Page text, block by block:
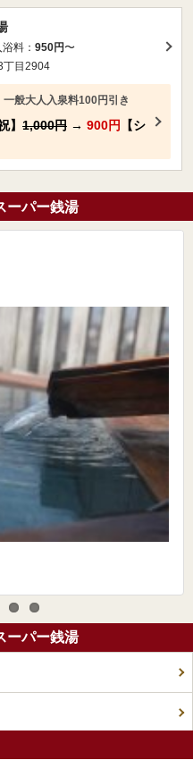
浴料： 950円〜
丁目2904
一般大人入泉料100円引き
】 1,000円 → 900円
【シ
ーパー銭湯
ーパー銭湯